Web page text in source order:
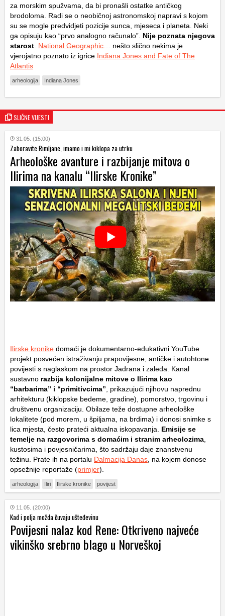
za morskim spužvama, da bi pronašli ostatke antičkog
brodoloma. Radi se o neobičnoj astronomskoj napravi s kojom
su se mogle predvidjeti pozicije sunca, mjeseca i planeta. Neki
ga opisuju kao “prvo analogno računalo”. Nije poznata njegova
starost National Geographic … nešto slično nekima je
vjerojatno poznato iz igrice Indiana Jones and Fate of The
Atlantis
arheologija Indiana Jones
SLIČNE VIJESTI
31.05. (15:00)
Zaboravite Rimljane, imamo i mi kiklopa za utrku
Arheološke avanture i razbijanje mitova o
Ilirima na kanalu “Ilirske Kronike”
Ilirske kronike domaći je dokumentarno-edukativni YouTube
projekt posvećen istraživanju prapovijesne, antičke i autohtone
povijesti s naglaskom na prostor Jadrana i zaleđa. Kanal
sustavno razbija kolonijalne mitove o Ilirima kao
“barbarima” i “primitivcima” , prikazujući njihovu naprednu
arhitekturu (kiklopske bedeme, gradine), pomorstvo, trgovinu i
društvenu organizaciju. Obilaze teže dostupne arheološke
lokalitete (pod morem, u špiljama, na brdima) i donosi snimke s
lica mjesta, često prateći aktualna iskopavanja. Emisije se
temelje na razgovorima s domaćim i stranim arheolozima
kustosima i povjesničarima, što sadržaju daje znanstvenu
težinu. Prate ih na portalu Dalmacija Danas , na kojem donose
opsežnije reportaže (primjer).
arheologija Iliri Ilirske kronike povijest
11.05. (20:00)
Kad i polja možda čuvaju ušteđevinu
Povijesni nalaz kod Rene: Otkriveno najveće
vikinško srebrno blago u Norveškoj